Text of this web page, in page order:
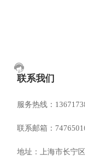
联系我们
服务热线：
联系邮箱：
地址：上海市长宁